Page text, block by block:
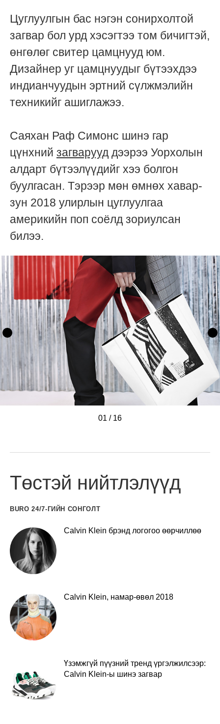
Цуглуулгын бас нэгэн сонирхолтой
загвар бол урд хэсэгтээ том бичигтэй,
өнгөлөг свитер цамцнууд юм.
Дизайнер уг цамцнуудыг бүтээхдээ
индианчуудын эртний сүлжмэлийн
техникийг ашиглажээ.
Саяхан Раф Симонс шинэ гар
цүнхний загварууд дээрээ Уорхолын
алдарт бүтээлүүдийг хээ болгон
буулгасан. Тэрээр мөн өмнөх хавар-
зун 2018 улирлын цуглуулгаа
америкийн поп соёлд зориулсан
билээ.
01 / 16
/////////
//////
Төстэй нийтлэлүүд
BURO 24/7-ГИЙН СОНГОЛТ
Calvin Klein брэнд логогоо өөрчиллөө
Calvin Klein, намар-өвөл 2018
Үзэмжгүй пүүзний тренд үргэлжилсээр:
Calvin Klein-ы шинэ загвар